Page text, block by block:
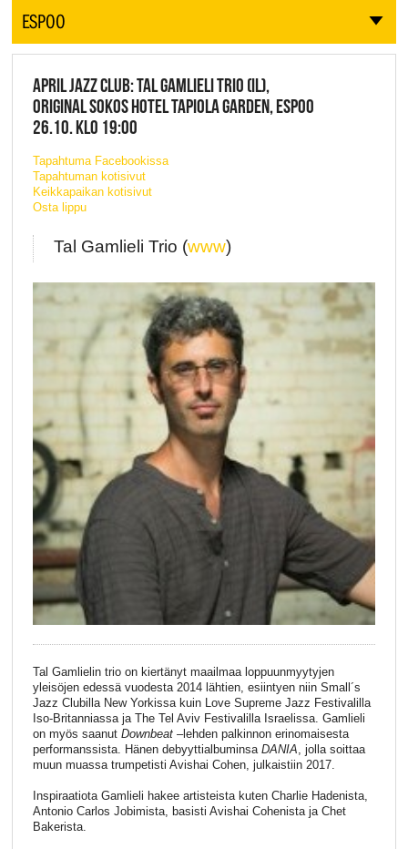
ESPOO
APRIL JAZZ CLUB: TAL GAMLIELI TRIO (IL),
ORIGINAL SOKOS HOTEL TAPIOLA GARDEN, ESPOO
26.10. KLO 19:00
Tapahtuma Facebookissa
Tapahtuman kotisivut
Keikkapaikan kotisivut
Osta lippu
Tal Gamlieli Trio (www)
Tal Gamlielin trio on kiertänyt maailmaa loppuunmyytyjen
yleisöjen edessä vuodesta 2014 lähtien, esiintyen niin Small´s
Jazz Clubilla New Yorkissa kuin Love Supreme Jazz Festivalilla
Iso-Britanniassa ja The Tel Aviv Festivalilla Israelissa. Gamlieli
on myös saanut Downbeat–lehden palkinnon erinomaisesta
performanssista. Hänen debyyttialbuminsa DANIA , jolla soittaa
muun muassa trumpetisti Avishai Cohen, julkaistiin 2017.
Inspiraatiota Gamlieli hakee artisteista kuten Charlie Hadenista,
Antonio Carlos Jobimista, basisti Avishai Cohenista ja Chet
Bakerista.